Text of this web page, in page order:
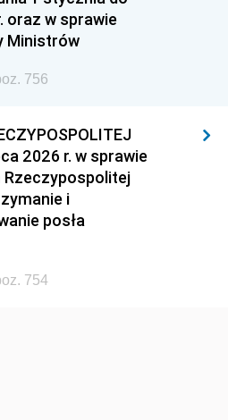
oraz w sprawie
Ministrów
756
2026 r. w sprawie
Rzeczypospolitej
i
posła
754